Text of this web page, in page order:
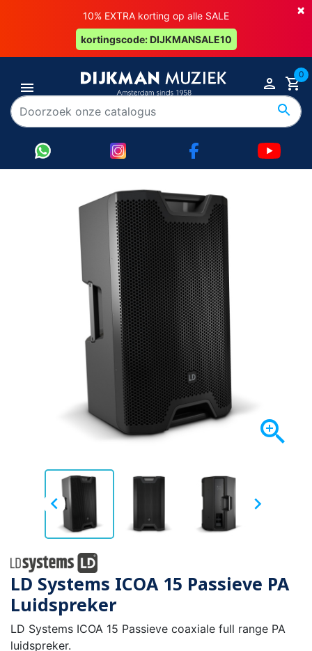
×
10% EXTRA korting op alle SALE
kortingscode: DIJKMANSALE10
0

 
LD Systems ICOA 15 Passieve PA
Luidspreker
LD Systems ICOA 15 Passieve coaxiale full range PA
luidspreker.